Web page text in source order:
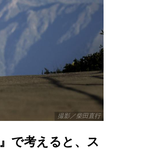
撮影／柴田直行
で考えると、ス